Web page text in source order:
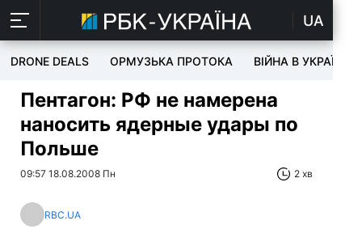
UA
DRONE DEALS ОРМУЗЬКА ПРОТОКА ВІЙНА В УКРАЇНІ
Пентагон: РФ не намерена
наносить ядерные удары по
Польше
09:57 18.08.2008 Пн 2 хв
RBC.UA